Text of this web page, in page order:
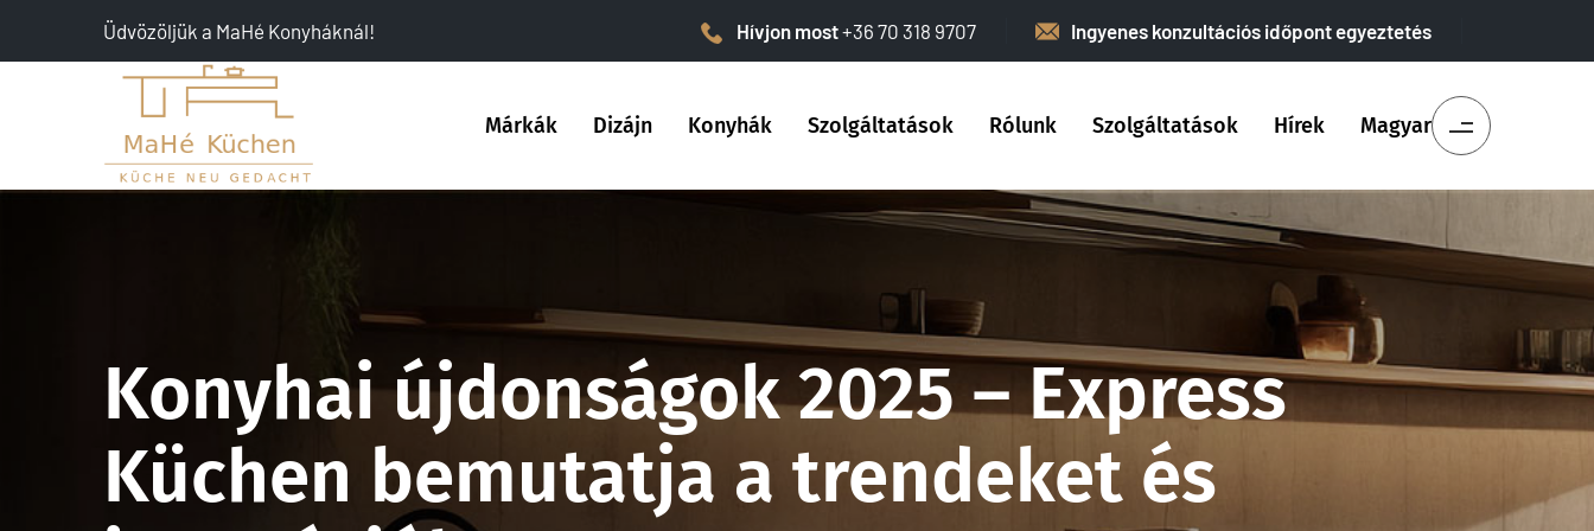
Üdvözöljük a MaHé Konyháknál! Hívjon most+36 70 318 9707 Ingyenes konzultációs időpont egyeztetés
Márkák Dizájn Konyhák Szolgáltatások Rólunk Szolgáltatások Hírek Magyar
Konyhai újdonságok 2025 – Express
Küchen bemutatja a trendeket és